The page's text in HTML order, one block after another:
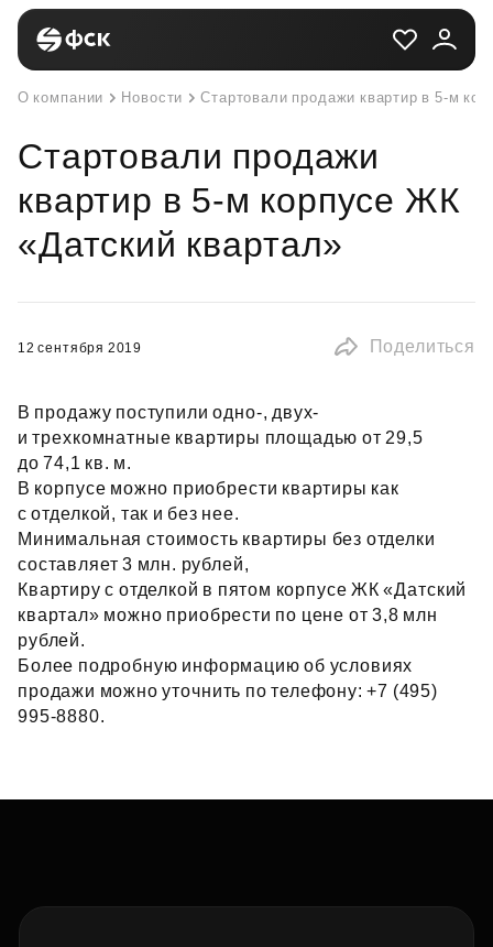
О компании Новости Стартовали продажи квартир в 5-м
Стартовали продажи
квартир в 5-м корпусе ЖК
«Датский квартал»
12 сентября 2019 Поделиться
В продажу поступили одно-, двух-
и трехкомнатные квартиры площадью от 29,5
до 74,1 кв. м.
В корпусе можно приобрести квартиры как
с отделкой, так и без нее.
Минимальная стоимость квартиры без отделки
составляет 3 млн. рублей,
Квартиру с отделкой в пятом корпусе ЖК «Датский
квартал» можно приобрести по цене от 3,8 млн
рублей.
Более подробную информацию об условиях
продажи можно уточнить по телефону: +7 (495)
995‑8880.